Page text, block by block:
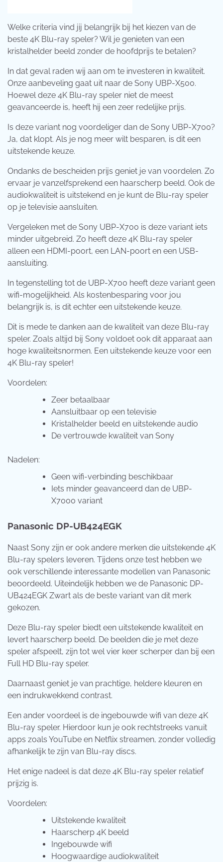
Welke criteria vind jij belangrijk bij het kiezen van de
beste 4K Blu-ray speler? Wil je genieten van een
kristalhelder beeld zonder de hoofdprijs te betalen?
In dat geval raden wij aan om te investeren in kwaliteit.
Onze aanbeveling gaat uit naar de Sony UBP-X500.
Hoewel deze 4K Blu-ray speler niet de meest
geavanceerde is, heeft hij een zeer redelijke prijs.
Is deze variant nog voordeliger dan de Sony UBP-X700?
Ja, dat klopt. Als je nog meer wilt besparen, is dit een
uitstekende keuze.
Ondanks de bescheiden prijs geniet je van voordelen. Zo
ervaar je vanzelfsprekend een haarscherp beeld. Ook de
audiokwaliteit is uitstekend en je kunt de Blu-ray speler
op je televisie aansluiten.
Vergeleken met de Sony UBP-X700 is deze variant iets
minder uitgebreid. Zo heeft deze 4K Blu-ray speler
alleen een HDMI-poort, een LAN-poort en een USB-
aansluiting.
In tegenstelling tot de UBP-X700 heeft deze variant geen
wifi-mogelijkheid. Als kostenbesparing voor jou
belangrijk is, is dit echter een uitstekende keuze.
Dit is mede te danken aan de kwaliteit van deze Blu-ray
speler. Zoals altijd bij Sony voldoet ook dit apparaat aan
hoge kwaliteitsnormen. Een uitstekende keuze voor een
4K Blu-ray speler!
Voordelen:
Zeer betaalbaar
Aansluitbaar op een televisie
Kristalhelder beeld en uitstekende audio
De vertrouwde kwaliteit van Sony
Nadelen:
Geen wifi-verbinding beschikbaar
Iets minder geavanceerd dan de UBP-
X7000 variant
Panasonic DP-UB424EGK
Naast Sony zijn er ook andere merken die uitstekende 4K
Blu-ray spelers leveren. Tijdens onze test hebben we
ook verschillende interessante modellen van Panasonic
beoordeeld. Uiteindelijk hebben we de Panasonic DP-
UB424EGK Zwart als de beste variant van dit merk
gekozen.
Deze Blu-ray speler biedt een uitstekende kwaliteit en
levert haarscherp beeld. De beelden die je met deze
speler afspeelt, zijn tot wel vier keer scherper dan bij een
Full HD Blu-ray speler.
Daarnaast geniet je van prachtige, heldere kleuren en
een indrukwekkend contrast.
Een ander voordeel is de ingebouwde wifi van deze 4K
Blu-ray speler. Hierdoor kun je ook rechtstreeks vanuit
apps zoals YouTube en Netflix streamen, zonder volledig
afhankelijk te zijn van Blu-ray discs.
Het enige nadeel is dat deze 4K Blu-ray speler relatief
prijzig is.
Voordelen:
Uitstekende kwaliteit
Haarscherp 4K beeld
Ingebouwde wifi
Hoogwaardige audiokwaliteit